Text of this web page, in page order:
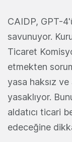
CAIDP, GPT-
savunuyor.
Ticaret
etmekten
yasa haksız ve
yasaklıyor.
aldatıcı ticari
edeceğine